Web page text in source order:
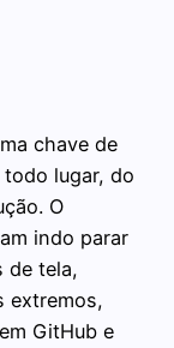
chave de
lugar, do
O
indo parar
de tela,
extremos,
GitHub e